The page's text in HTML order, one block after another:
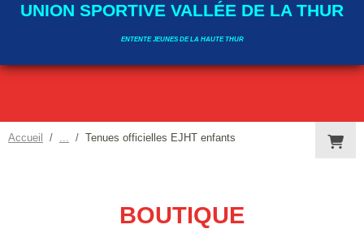
UNION SPORTIVE VALLÉE DE LA THUR
ENTENTE JEUNES DE LA HAUTE THUR
Accueil Tenues officielles EJHT enfants
BOUTIQUE